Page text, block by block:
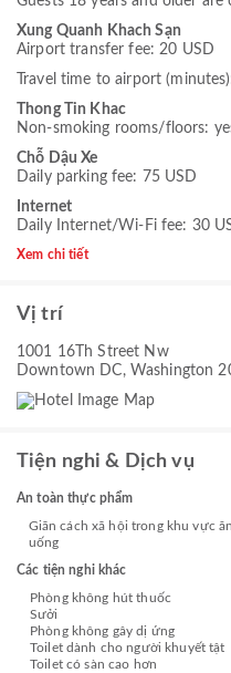
Xung Quanh Khach Sạn
Airport transfer fee: 20 USD
Travel time to airport
Thong Tin Khac
Non-smoking rooms/floors:
Chỗ Dậu Xe
Daily parking fee: 75 USD
Internet
Daily Internet/Wi-Fi fee: 30
Xem chi tiết
Vị trí
1001 16Th Street Nw
Downtown DC, Washington
Tiện nghi & Dịch vụ
An toàn thực phẩm
Giãn cách xã hội trong khu vực ăn
uống
Các tiện nghi khác
Phòng không hút thuốc
Sưởi
Phòng không gây dị ứng
Toilet dành cho người khuyết tật
Toilet có sàn cao hơn